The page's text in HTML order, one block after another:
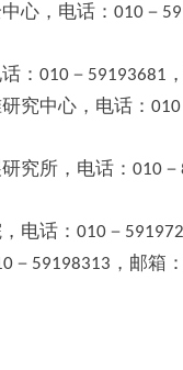
心，电话： 010 －
： 010 － 59193681
究中心，电话： 010
究所，电话： 010 －
电话： 010 －
－ 59198313 ，邮箱：